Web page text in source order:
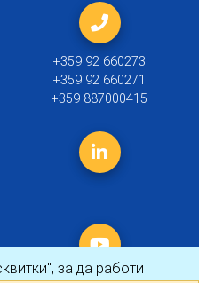
за да работи
+359 92 660273
+359 92 660271
+359 887000415